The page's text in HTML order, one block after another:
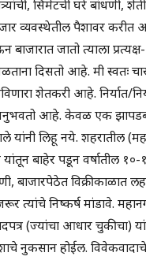
सिमेंटची घरे बांधणी,
व्यवस्थेतील पैशावर करीत
जातो त्याला प्रत्यक्ष-
दिसतो आहे. मी स्वतः
शेतकरी आहे. निर्यात/
अनुभवतो आहे. केवळ एक
यांनी लिहू नये. शहरातील
यांतून बाहेर पडून वर्षातील १०-
बाजारपेठेत विक्रीकाळात
त्यांचे निष्कर्ष मांडावे.
(ज्यांचा आधार चुकीचा)
नुकसान होईल.